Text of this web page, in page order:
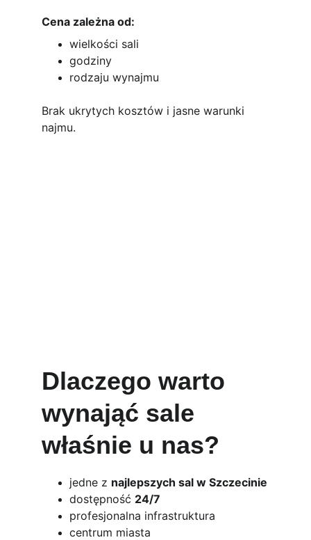
Cena zależna od:
wielkości sali
godziny
rodzaju wynajmu
Brak ukrytych kosztów i jasne warunki
najmu.
Dlaczego warto
wynająć sale
właśnie u nas?
jedne z najlepszych sal w Szczecinie
dostępność 24/7
profesjonalna infrastruktura
centrum miasta